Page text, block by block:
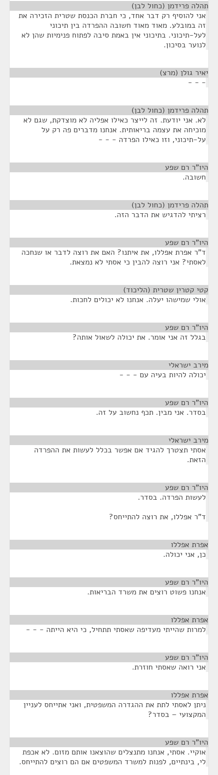
תהלה פרידמן (כחול לבן)
אני להוסיף רק דבר אחד, כי חברת הכנסת שטרית הזכירה את
זה במובלע. מאוד מאוד חשובה ההפרדה בין תיכוני
לעל-תיכוני. בתיכוני אין באמת סיבה לפתוח פנימיות שהן לא
לנוער בסיכון.
יאיר גולן (מרצ)
- - -
תהלה פרידמן (כחול לבן)
לא. אני יודעת. זה לייצר כאילו אפליה לא מוצדקת, שגם לא
מוכיחה את עצמה בריאותית. אנחנו מדברים פה רק על
על-תיכוני, וזו כאילו הפרדה - - -
היו"ר רם שפע
חשובה.
תהלה פרידמן (כחול לבן)
רציתי להדגיש את הדבר הזה.
היו"ר רם שפע
ד"ר אפרת אפללו, את איתנו? האם את רוצה לדבר או שנחכה
לאסתי? אני רוצה להבין כי אסתי לא נמצאת.
קטי קטרין שטרית (הליכוד)
אולי שמישהו יעלה. אנחנו לא יכולים לחכות.
היו"ר רם שפע
בגלל זה אני אומר. את יכולה לשאול אותה?
מירב ישראלי
יכולה להיות בעיה עם - - -
היו"ר רם שפע
בסדר. אני מבין. תכף נחשוב על זה.
מירב ישראלי
אסתי תצטרך להגיד אם אפשר בכלל לעשות את ההפרדה
הזאת.
היו"ר רם שפע
לעשות הפרדה. בסדר.
ד"ר אפללו, את רוצה להתייחס?
אפרת אפללו
כן, אני יכולה.
היו"ר רם שפע
אנחנו פשוט רוצים את משרד הבריאות.
אפרת אפללו
למרות שהייתי מעדיפה שאסתי תתחיל, כי היא הייתה - - -
היו"ר רם שפע
אני רואה שאסתי חוזרת.
אפרת אפללו
ניתן לאסתי לתת את ההגדרה המשפטית, ואני אתייחס לעניין
המקצועי – בסדר?
היו"ר רם שפע
אוקיי. אסתי, אנחנו מתנצלים שהוצאנו אותם מזום. לא אכפת
לי, בינתיים, לפנות למשרד המשפטים אם הם רוצים להתייחס.